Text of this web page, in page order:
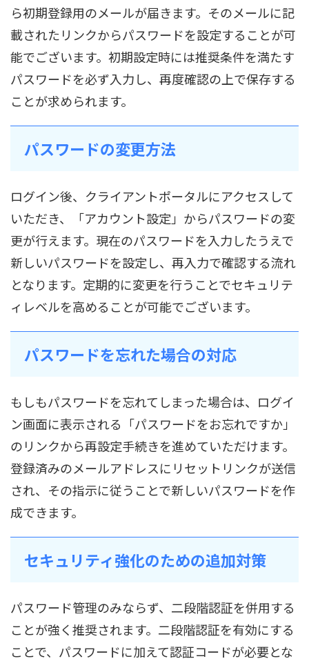
ら初期登録用のメールが届きます。そのメールに記
載されたリンクからパスワードを設定することが可
能でございます。初期設定時には推奨条件を満たす
パスワードを必ず入力し、再度確認の上で保存する
ことが求められます。
パスワードの変更方法
ログイン後、クライアントポータルにアクセスして
いただき、「アカウント設定」からパスワードの変
更が行えます。現在のパスワードを入力したうえで
新しいパスワードを設定し、再入力で確認する流れ
となります。定期的に変更を行うことでセキュリテ
ィレベルを高めることが可能でございます。
パスワードを忘れた場合の対応
もしもパスワードを忘れてしまった場合は、ログイ
ン画面に表示される「パスワードをお忘れですか」
のリンクから再設定手続きを進めていただけます。
登録済みのメールアドレスにリセットリンクが送信
され、その指示に従うことで新しいパスワードを作
成できます。
セキュリティ強化のための追加対策
パスワード管理のみならず、二段階認証を併用する
ことが強く推奨されます。二段階認証を有効にする
ことで、パスワードに加えて認証コードが必要とな